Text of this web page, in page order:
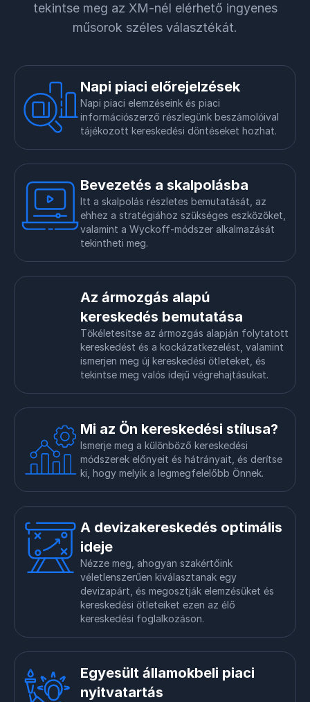
tekintse meg az XM-nél elérhető ingyenes
műsorok széles választékát.
Napi piaci előrejelzések
Napi piaci elemzéseink és piaci
információszerző részlegünk beszámolóival
tájékozott kereskedési döntéseket hozhat.
Bevezetés a skalpolásba
Itt a skalpolás részletes bemutatását, az
ehhez a stratégiához szükséges eszközöket,
valamint a Wyckoff-módszer alkalmazását
tekintheti meg.
Az ármozgás alapú
kereskedés bemutatása
Tökéletesítse az ármozgás alapján folytatott
kereskedést és a kockázatkezelést, valamint
ismerjen meg új kereskedési ötleteket, és
tekintse meg valós idejű végrehajtásukat.
Mi az Ön kereskedési stílusa?
Ismerje meg a különböző kereskedési
módszerek előnyeit és hátrányait, és derítse
ki, hogy melyik a legmegfelelőbb Önnek.
A devizakereskedés optimális
ideje
Nézze meg, ahogyan szakértőink
véletlenszerűen kiválasztanak egy
devizapárt, és megosztják elemzésüket és
kereskedési ötleteiket ezen az élő
kereskedési foglalkozáson.
Egyesült államokbeli piaci
nyitvatartás